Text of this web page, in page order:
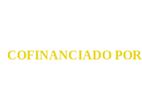
COFINANCIADO POR